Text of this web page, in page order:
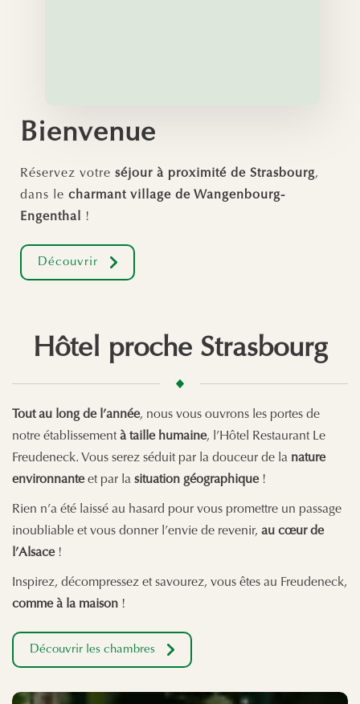
Bienvenue
Réservez votre séjour à proximité de Strasbourg,
dans le charmant village de Wangenbourg-
Engenthal !
Découvrir
Hôtel proche Strasbourg
Tout au long de l’année, nous vous ouvrons les portes de
notre établissementà taille humaine, l’Hôtel Restaurant Le
Freudeneck. Vous serez séduit par la douceur de la nature
environnanteet par la situation géographique!
Rien n’a été laissé au hasard pour vous promettre un passage
inoubliable et vous donner l’envie de revenir, au cœur de
l’Alsace!
Inspirez, décompressez et savourez, vous êtes au Freudeneck,
comme à la maison !
Découvrir les chambres